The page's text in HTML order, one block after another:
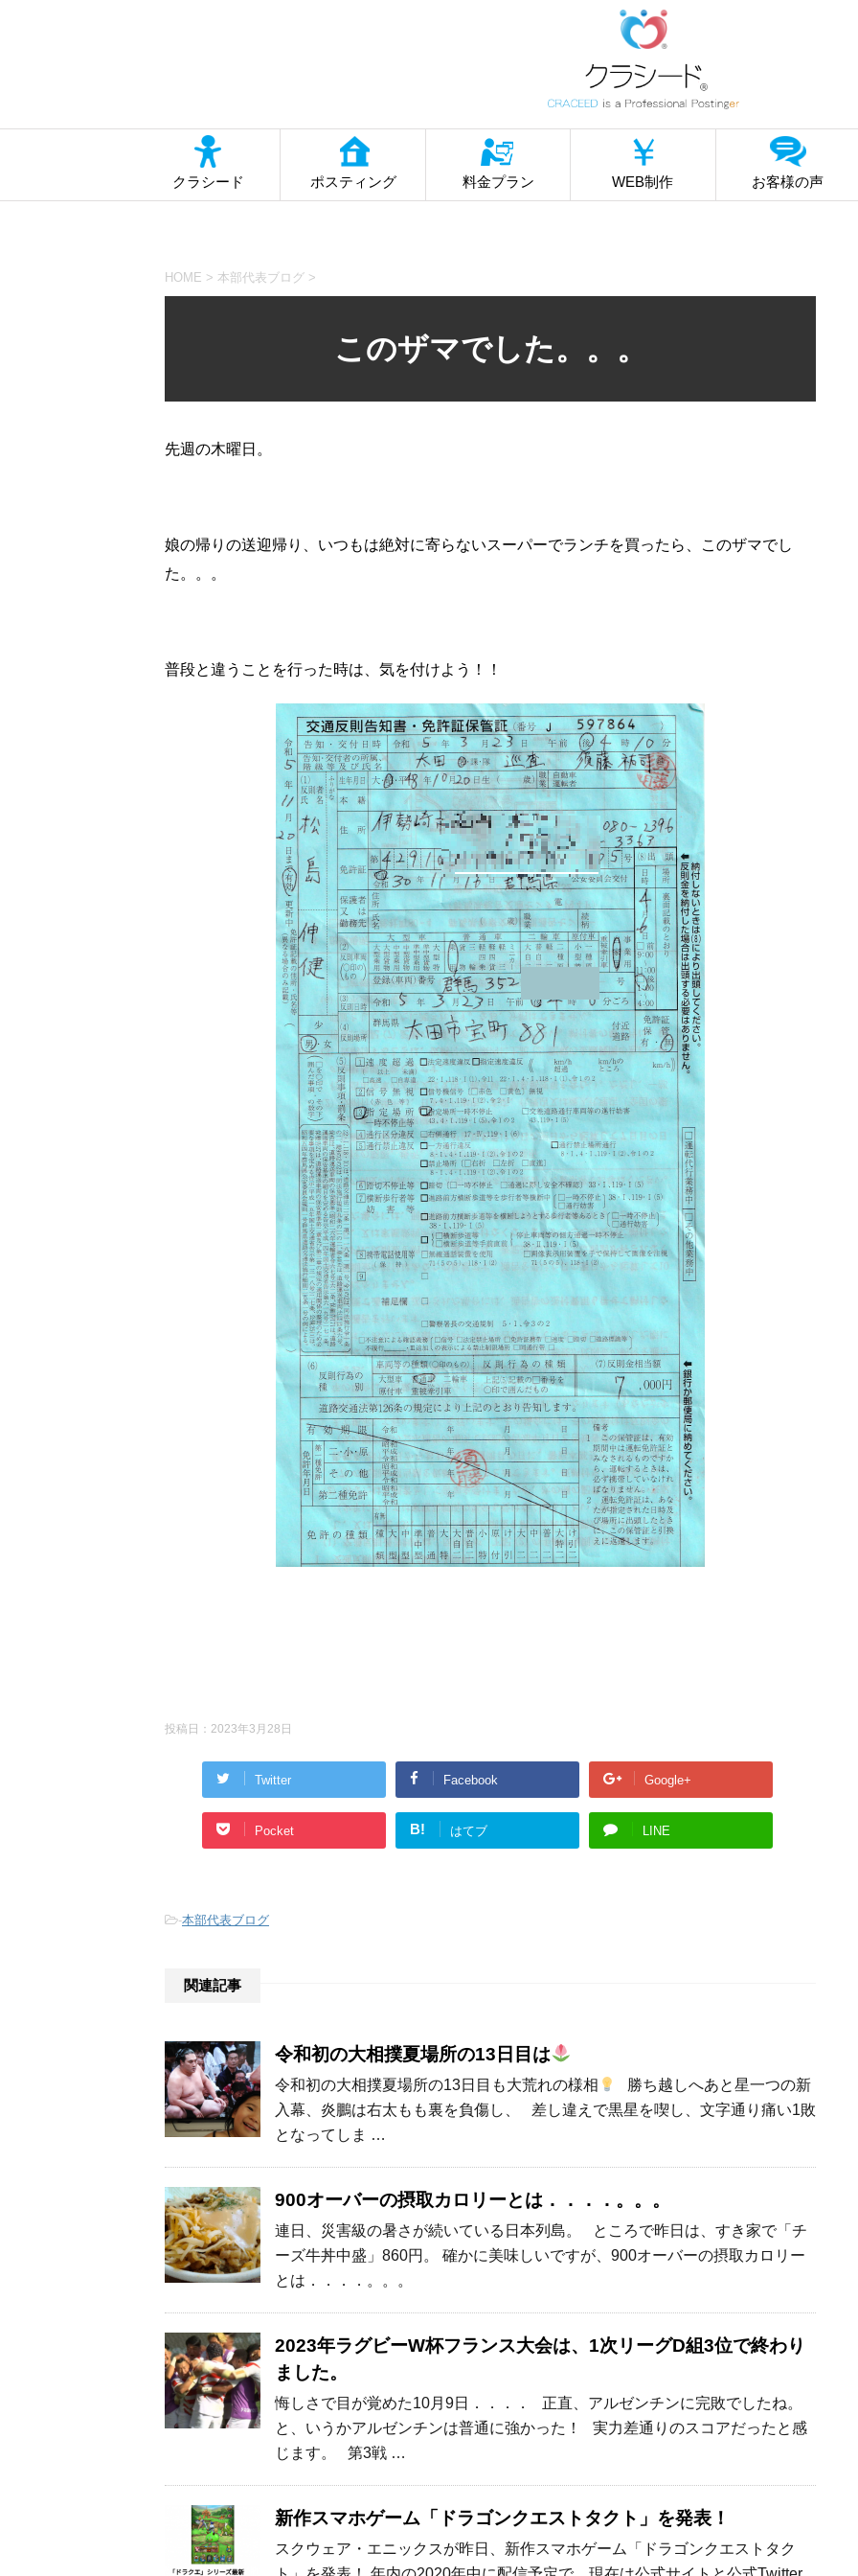
クラシード ポスティング 料金プラン WEB制作 お客様の声
HOME > 本部代表ブログ >
このザマでした。。。
先週の木曜日。
娘の帰りの送迎帰り、いつもは絶対に寄らないスーパーでランチを買ったら、このザマでし
た。。。
普段と違うことを行った時は、気を付けよう！！
投稿日： 2023年3月28日
Twitter Facebook Google+
Pocket B! はてブ LINE
-本部代表ブログ
関連記事
令和初の大相撲夏場所の13日目は
令和初の大相撲夏場所の13日目も大荒れの様相
勝ち越しへあと星一つの新
入幕、炎鵬は右太もも裏を負傷し、 差し違えで黒星を喫し、文字通り痛い1敗
となってしま …
900オーバーの摂取カロリーとは．．．．。。。
連日、災害級の暑さが続いている日本列島。 ところで昨日は、すき家で「チ
ーズ牛丼中盛」860円。 確かに美味しいですが、900オーバーの摂取カロリー
とは．．．．。。。
2023年ラグビーW杯フランス大会は、1次リーグD組3位で終わり
ました。
悔しさで目が覚めた10月9日．．．． 正直、アルゼンチンに完敗でしたね。
と、いうかアルゼンチンは普通に強かった！ 実力差通りのスコアだったと感
じます。 第3戦 …
新作スマホゲーム「ドラゴンクエストタクト」を発表！
スクウェア・エニックスが昨日、新作スマホゲーム「ドラゴンクエストタク